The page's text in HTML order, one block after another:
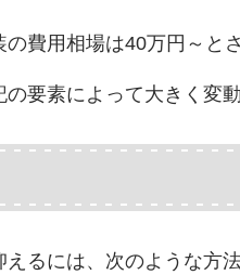
費用相場は40万円～と
要素によって大きく変動
るには、次のような方